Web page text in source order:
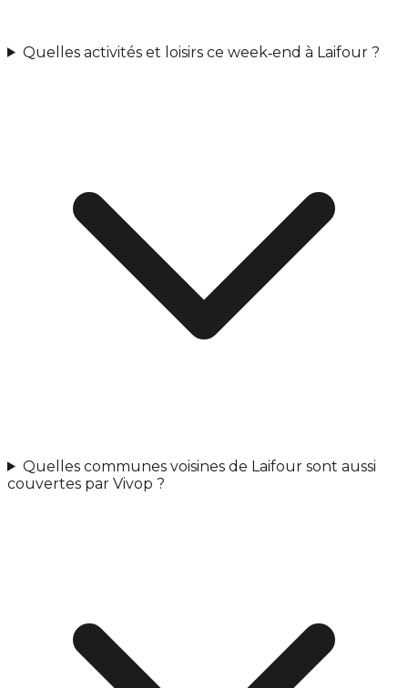
Quelles activités et loisirs ce week‑end à Laifour ?
Quelles communes voisines de Laifour sont aussi
couvertes par Vivop ?